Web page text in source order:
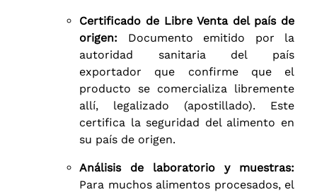
Certificado de Libre Venta del país de
origen: Documento emitido por la
autoridad sanitaria del país
exportador que confirme que el
producto se comercializa libremente
allí, legalizado (apostillado). Este
certifica la seguridad del alimento en
su país de origen.
Análisis de laboratorio y muestras:
Para muchos alimentos procesados, el